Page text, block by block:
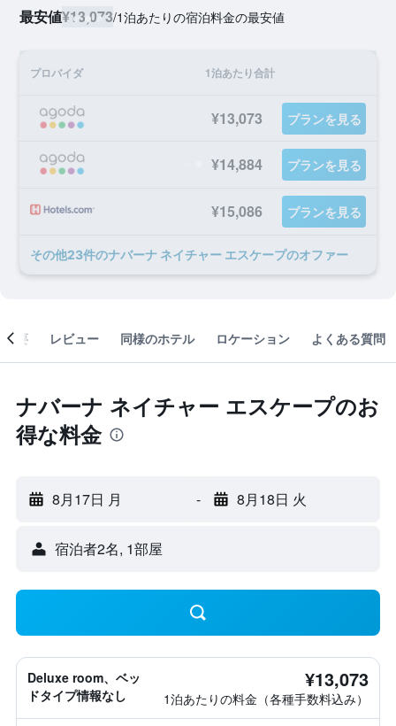
最安値¥13,073/1泊あたりの宿泊料金の最安値
プロバイダ 1泊あたり合計
¥13,073 プランを見る
¥14,884 プランを見る
¥15,086 プランを見る
​その他23​件のナバーナ ネイチャー エスケープのオファー
概要 レビュー 同様のホテル ロケーション よくある質問
ナバーナ ネイチャー エスケープのお
得な料金
8月17日 月 - 8月18日 火
宿泊者2名, 1​部屋
Deluxe room、ベッ
ドタイプ情報なし
¥13,073
1泊あたりの料金（各種手数料込み）